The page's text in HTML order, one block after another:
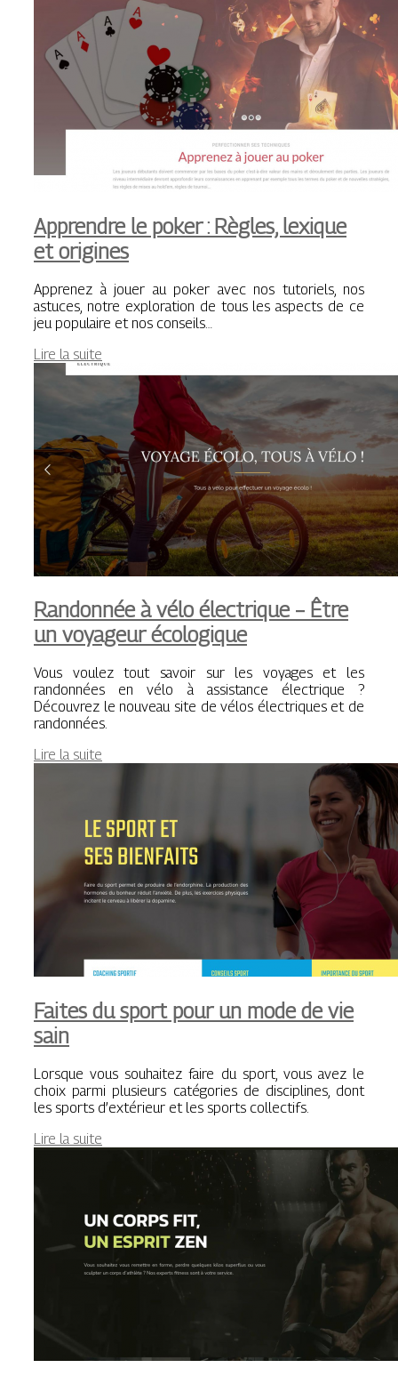
Apprendre le poker : Règles, lexique
et origines
Apprenez à jouer au poker avec nos tutoriels, nos
astuces, notre exploration de tous les aspects de ce
jeu populaire et nos conseils…
Lire la suite
Randonnée à vélo électrique – Être
un voyageur écologique
Vous voulez tout savoir sur les voyages et les
randonnées en vélo à assistance électrique ?
Découvrez le nouveau site de vélos électriques et de
randonnées.
Lire la suite
Faites du sport pour un mode de vie
sain
Lorsque vous souhaitez faire du sport, vous avez le
choix parmi plusieurs catégories de disciplines, dont
les sports d’extérieur et les sports collectifs.
Lire la suite